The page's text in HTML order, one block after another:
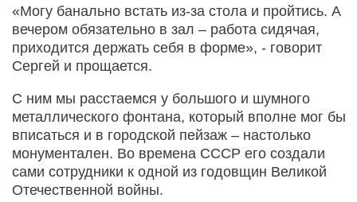
«Могу банально встать из-за стола и пройтись. А
вечером обязательно в зал – работа сидячая,
приходится держать себя в форме», - говорит
Сергей и прощается.
С ним мы расстаемся у большого и шумного
металлического фонтана, который вполне мог бы
вписаться и в городской пейзаж – настолько
монументален. Во времена СССР его создали
сами сотрудники к одной из годовщин Великой
Отечественной войны.